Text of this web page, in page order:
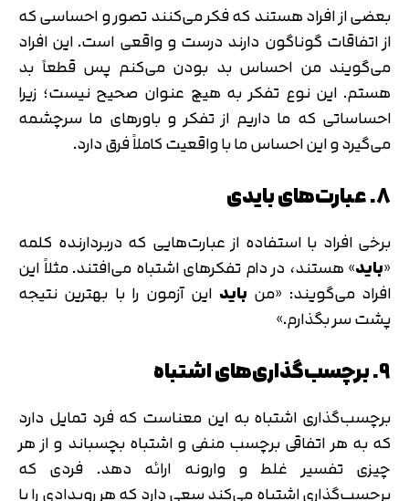
بعضی از افراد هستند که فکر می‌کنند تصور و احساسی که
از اتفاقات گوناگون دارند درست و واقعی است. این افراد
می‌گویند من احساس بد بودن می‌کنم پس قطعاً بد
هستم. این نوع تفکر به هیچ عنوان صحیح نیست؛ زیرا
احساساتی که ما داریم از تفکر و باورهای ما سرچشمه
می‌گیرد و این احساس ما با واقعیت کاملاً فرق دارد.
8. عبارت‌های بایدی
برخی افراد با استفاده از عبارت‌هایی که دربردارنده کلمه
«باید» هستند، در دام تفکرهای اشتباه می‌افتند. مثلاً این
افراد می‌گویند: «من باید این آزمون را با بهترین نتیجه
پشت سر بگذارم.»
9. برچسب‌گذاری‌های اشتباه
برچسب‌گذاری اشتباه به این معناست که فرد تمایل دارد
که به هر اتفاقی برچسب منفی و اشتباه بچسباند و از هر
چیزی تفسیر غلط و وارونه ارائه دهد. فردی که
برچسب‌گذاری اشتباه می‌کند سعی دارد که هر رویدادی را با